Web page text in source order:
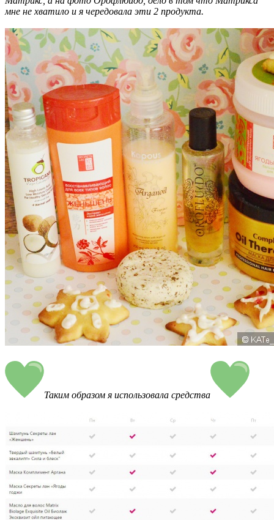
мне не хватило и я чередовала эти 2 продукта.
Таким образом я использовала средства